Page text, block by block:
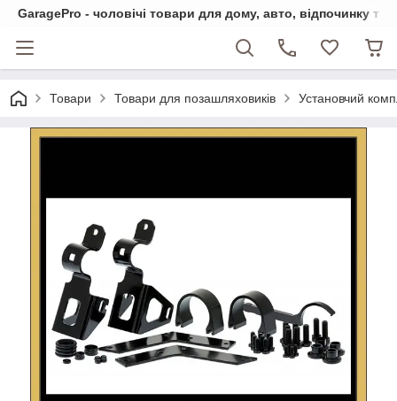
GaragePro - чоловічі товари для дому, авто, відпочинку та
Товари Товари для позашляховиків Установчий